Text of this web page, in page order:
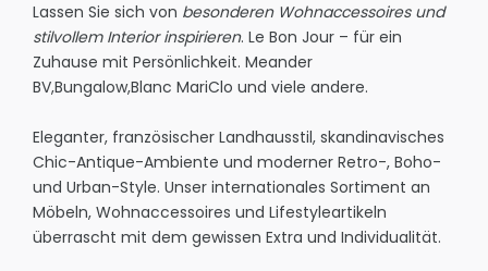
Lassen Sie sich von besonderen Wohnaccessoires und
stilvollem Interior inspirieren. Le Bon Jour – für ein
Zuhause mit Persönlichkeit. Meander
BV,Bungalow,Blanc MariClo und viele andere.
Eleganter, französischer Landhausstil, skandinavisches
Chic-Antique-Ambiente und moderner Retro-, Boho-
und Urban-Style. Unser internationales Sortiment an
Möbeln, Wohnaccessoires und Lifestyleartikeln
überrascht mit dem gewissen Extra und Individualität.